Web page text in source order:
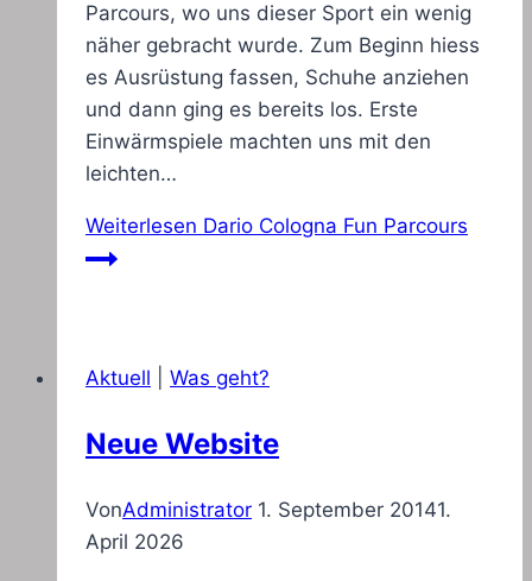
Parcours, wo uns dieser Sport ein wenig
näher gebracht wurde. Zum Beginn hiess
es Ausrüstung fassen, Schuhe anziehen
und dann ging es bereits los. Erste
Einwärmspiele machten uns mit den
leichten…
Weiterlesen Dario Cologna Fun Parcours
Aktuell Was geht?
Neue Website
VonAdministrator 1. September 20141.
April 2026